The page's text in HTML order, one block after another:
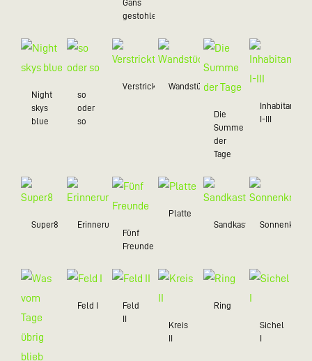
Gans
gestohlen
Night
skys
blue
so
oder
so
Verstrickt Wandstück
Die
Summe
der
Tage
Inhabitant
I-III
Super8
Erinnerungsstücke
Fünf
Freunde
Platte
SandkastenliebeSonnenkreis
Feld I
Feld
II
Kreis
II
Ring
Sichel
I